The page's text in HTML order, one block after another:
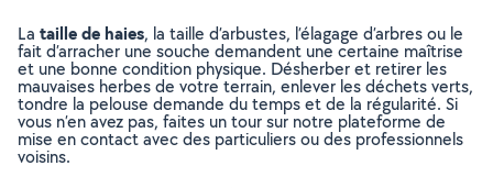
La taille de haies, la taille d’arbustes, l’élagage d’arbres ou le
fait d’arracher une souche demandent une certaine maîtrise
et une bonne condition physique. Désherber et retirer les
mauvaises herbes de votre terrain, enlever les déchets verts,
tondre la pelouse demande du temps et de la régularité. Si
vous n’en avez pas, faites un tour sur notre plateforme de
mise en contact avec des particuliers ou des professionnels
voisins.